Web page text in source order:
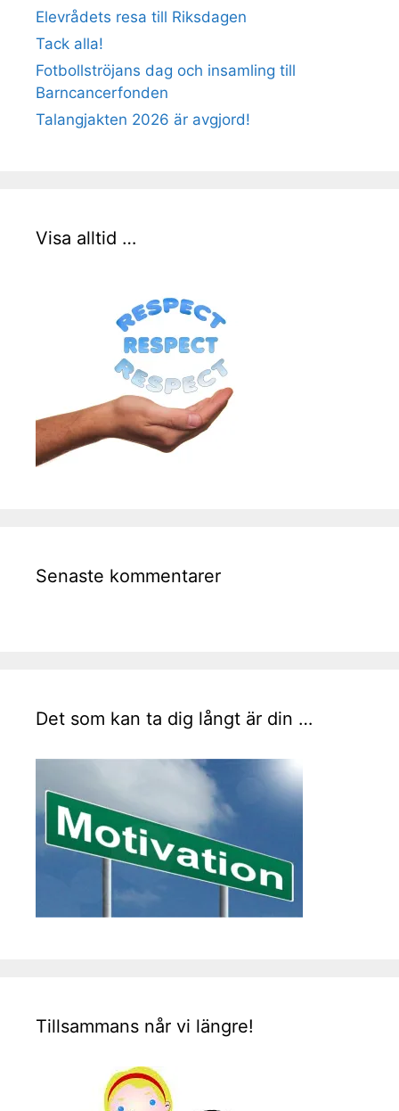
Elevrådets resa till Riksdagen
Tack alla!
Fotbollströjans dag och insamling till
Barncancerfonden
Talangjakten 2026 är avgjord!
Visa alltid …
Senaste kommentarer
Det som kan ta dig långt är din …
Tillsammans når vi längre!